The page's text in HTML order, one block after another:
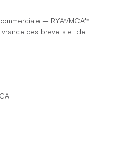
– RYA*/MCA**
des brevets et de